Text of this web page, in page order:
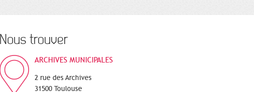
Nous trouver
ARCHIVES MUNICIPALES
2 rue des Archives
31500 Toulouse